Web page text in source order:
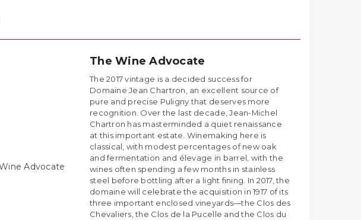
The Wine Advocate
The 2017 vintage is a decided success for
Domaine Jean Chartron, an excellent source of
pure and precise Puligny that deserves more
recognition. Over the last decade, Jean-Michel
Chartron has masterminded a quiet renaissance
at this important estate. Winemaking here is
classical, with modest percentages of new oak
and fermentation and élevage in barrel, with the
wines often spending a few months in stainless
steel before bottling after a light fining. In 2017, the
domaine will celebrate the acquisition in 1917 of its
three important enclosed vineyards—the Clos des
Chevaliers, the Clos de la Pucelle and the Clos du